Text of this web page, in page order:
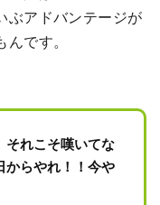
ぶアドバンテージが
です。
それこそ嘆いてな
からやれ！！今や